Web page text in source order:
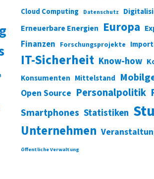
Cloud Computing Datenschutz
Erneuerbare Energien Europa
Finanzen Forschungsprojekte
IT-Sicherheit Know-how
Konsumenten Mittelstand
Open Source Personalpolitik
Smartphones Statistiken
Unternehmen
Öffentliche Verwaltung